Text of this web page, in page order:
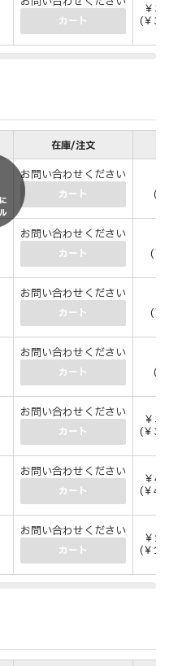
カート
￥
(￥
在庫/注文
お問い合わせください
カート (
お問い合わせください
カート (￥
お問い合わせください
カート (￥
お問い合わせください
カート (
お問い合わせください
カート
￥
(￥
お問い合わせください
カート
￥
(￥
お問い合わせください
カート
￥
(￥